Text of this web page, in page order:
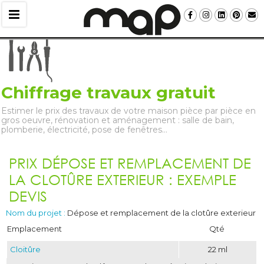
Chiffrage travaux gratuit
Estimer le prix des travaux de votre maison pièce par pièce en
gros oeuvre, rénovation et aménagement : salle de bain,
plomberie, électricité, pose de fenêtres…
PRIX DÉPOSE ET REMPLACEMENT DE
LA CLOTÛRE EXTERIEUR : EXEMPLE
DEVIS
Nom du projet : Dépose et remplacement de la clotûre exterieur
Emplacement
Qté
Cloitûre
22 ml